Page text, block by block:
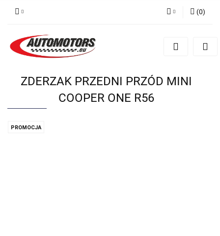
Zarejestruj się
(0)
ZDERZAK PRZEDNI PRZÓD MINI
COOPER ONE R56
PROMOCJA